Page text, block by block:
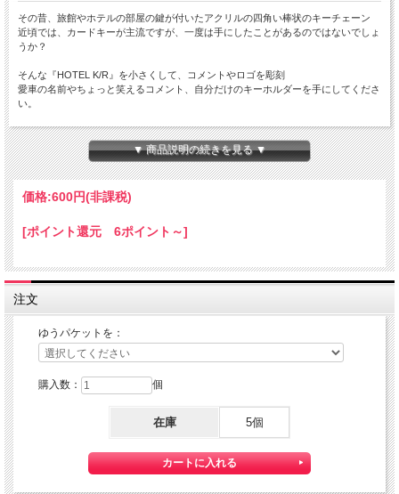
その昔、旅館やホテルの部屋の鍵が付いたアクリルの四角い棒状のキーチェーン
近頃では、カードキーが主流ですが、一度は手にしたことがあるのではないでしょ
うか？
そんな『HOTEL K/R』を小さくして、コメントやロゴを彫刻
愛車の名前やちょっと笑えるコメント、自分だけのキーホルダーを手にしてくださ
い。
ちょっと小さな 『Mini HOTEL K/R』 です。
本体サイズ：１０×１４×８０ｍｍ
★コチラの商品は 『ゆうパケット』配送可能な商品になります。
ご利用の際の配送費は、全国一律『２５０円』になります。
ゆうパケット配送をご希望されるお客様は下記のゆうパケットにつきましての説明
ゆうパケット配送をご選択ください。
▼ 商品説明の続きを見る ▼
価格:600円(非課税)
[ポイント還元 6ポイント～]
注文
ゆうパケットを：
購入数： 個
在庫 5個